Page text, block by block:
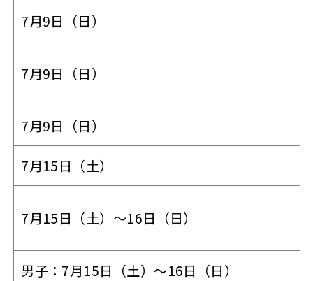
7月9日（日）
7月9日（日）
7月9日（日）
7月15日（土）
7月15日（土）～16日（日）
男子：7月15日（土）～16日（日）